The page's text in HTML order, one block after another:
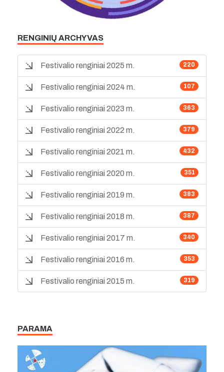
RENGINIŲ ARCHYVAS
220
Festivalio renginiai 2025 m.
107
Festivalio renginiai 2024 m.
363
Festivalio renginiai 2023 m.
379
Festivalio renginiai 2022 m.
432
Festivalio renginiai 2021 m.
351
Festivalio renginiai 2020 m.
383
Festivalio renginiai 2019 m.
387
Festivalio renginiai 2018 m.
340
Festivalio renginiai 2017 m.
353
Festivalio renginiai 2016 m.
319
Festivalio renginiai 2015 m.
PARAMA